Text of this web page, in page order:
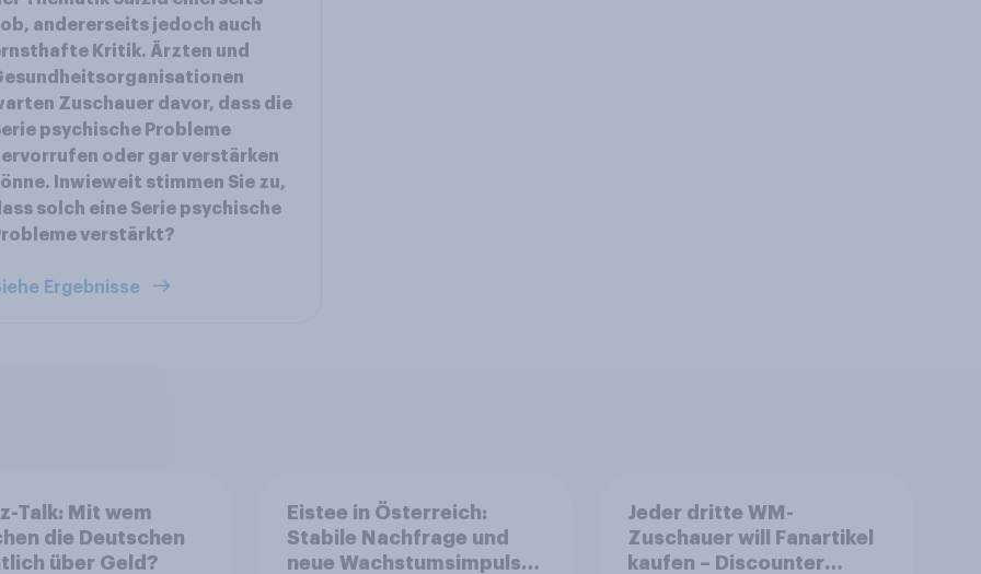
andererseits jedoch auch
Kritik. Ärzten und
Zuschauer davor, dass die
psychische Probleme
oder gar verstärken
Inwieweit stimmen Sie zu,
solch eine Serie psychische
verstärkt?
Ergebnisse
Talk: Mit wem
die Deutschen
über Geld?
Eistee in Österreich:
Stabile Nachfrage und
neue Wachstumsimpulse
Jeder dritte WM-
Zuschauer will Fanartikel
kaufen – Discounter